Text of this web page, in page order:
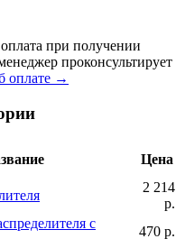
при получении
проконсультирует
оплате →
Цена
2 214
р.
с
470 р.